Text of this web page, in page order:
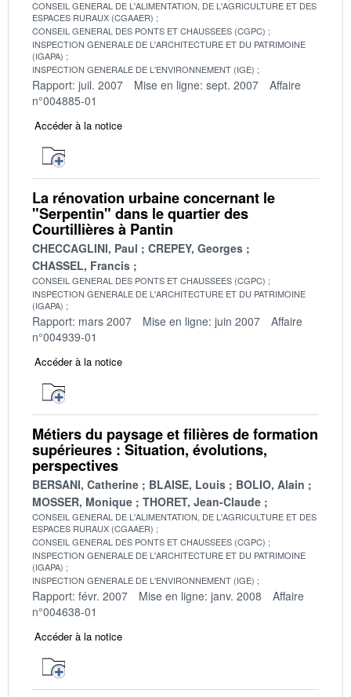
CONSEIL GENERAL DE L'ALIMENTATION, DE L'AGRICULTURE ET DES
ESPACES RURAUX (CGAAER)
CONSEIL GENERAL DES PONTS ET CHAUSSEES (CGPC)
INSPECTION GENERALE DE L'ARCHITECTURE ET DU PATRIMOINE
(IGAPA)
INSPECTION GENERALE DE L'ENVIRONNEMENT (IGE)
Rapport: juil. 2007 Mise en ligne: sept. 2007
Affaire
n°004885-01
Accéder à la notice
La rénovation urbaine concernant le
"Serpentin" dans le quartier des
Courtillières à Pantin
CHECCAGLINI, Paul
CREPEY, Georges
CHASSEL, Francis
CONSEIL GENERAL DES PONTS ET CHAUSSEES (CGPC)
INSPECTION GENERALE DE L'ARCHITECTURE ET DU PATRIMOINE
(IGAPA)
Rapport: mars 2007 Mise en ligne: juin 2007
Affaire
n°004939-01
Accéder à la notice
Métiers du paysage et filières de formation
supérieures : Situation, évolutions,
perspectives
BERSANI, Catherine BLAISE, Louis
BOLIO, Alain
MOSSER, Monique
THORET, Jean-Claude
CONSEIL GENERAL DE L'ALIMENTATION, DE L'AGRICULTURE ET DES
ESPACES RURAUX (CGAAER)
CONSEIL GENERAL DES PONTS ET CHAUSSEES (CGPC)
INSPECTION GENERALE DE L'ARCHITECTURE ET DU PATRIMOINE
(IGAPA)
INSPECTION GENERALE DE L'ENVIRONNEMENT (IGE)
Rapport: févr. 2007 Mise en ligne: janv. 2008
Affaire
n°004638-01
Accéder à la notice